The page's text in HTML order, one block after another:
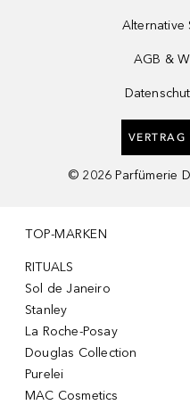
Alternative
AGB &
VERTRAG
© 2026 Parfümerie
TOP-MARKEN
RITUALS
Sol de Janeiro
Stanley
La Roche-Posay
Douglas Collection
Purelei
MAC Cosmetics